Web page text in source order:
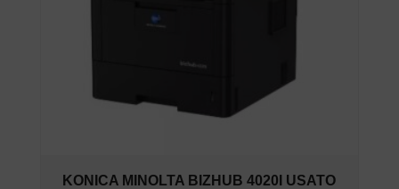
KONICA MINOLTA BIZHUB 4020I USATO